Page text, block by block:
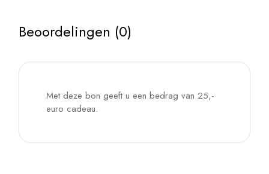
Beoordelingen (0)
Met deze bon geeft u een bedrag van 25,-
euro cadeau.